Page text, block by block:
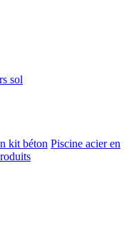
sol
kit béton Piscine acier en